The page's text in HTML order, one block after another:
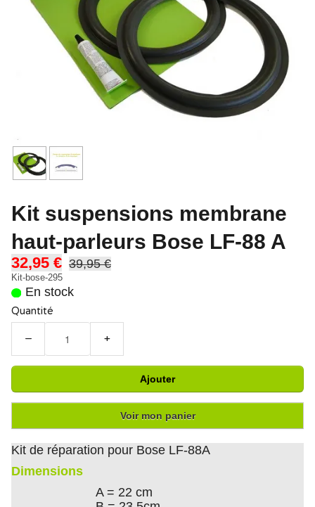
Kit suspensions membrane
haut-parleurs Bose LF-88 A
32,95 € 39,95 €
Kit-bose-295
En stock
Quantité
− +
Ajouter
Voir mon panier
Kit de réparation pour Bose LF-88A
Dimensions
A = 22 cm